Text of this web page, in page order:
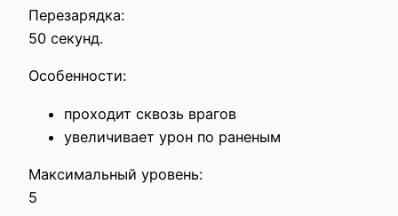
Перезарядка:
50 секунд.
Особенности:
проходит сквозь врагов
увеличивает урон по раненым
Максимальный уровень:
5